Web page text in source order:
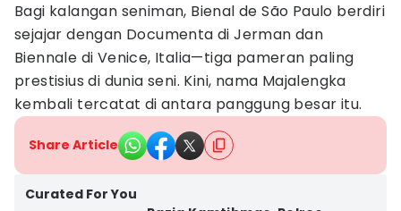
Bagi kalangan seniman, Bienal de São Paulo berdiri
sejajar dengan Documenta di Jerman dan
Biennale di Venice, Italia—tiga pameran paling
prestisius di dunia seni. Kini, nama Majalengka
kembali tercatat di antara panggung besar itu.
Share Article
Curated For You